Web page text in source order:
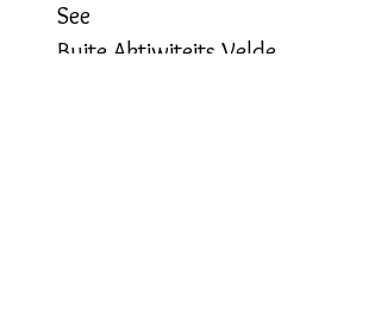
See
Buite Aktiwiteits Velde